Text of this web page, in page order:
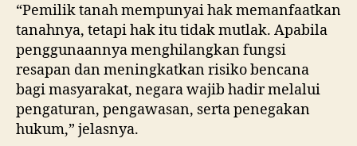
“Pemilik tanah mempunyai hak memanfaatkan
tanahnya, tetapi hak itu tidak mutlak. Apabila
penggunaannya menghilangkan fungsi
resapan dan meningkatkan risiko bencana
bagi masyarakat, negara wajib hadir melalui
pengaturan, pengawasan, serta penegakan
hukum,” jelasnya.